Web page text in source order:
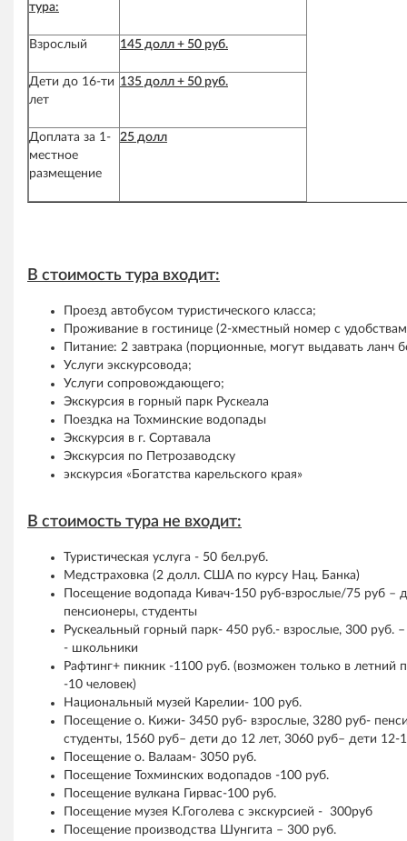
тура:
Взрослый 145 долл + 50 руб.
Дети до 16-ти
лет
135 долл + 50 руб.
Доплата за 1-
местное
размещение
25 долл
В стоимость тура входит:
Проезд автобусом туристического класса;
Проживание в гостинице (2-хместный номер с
Питание: 2 завтрака (порционные, могут выдавать ланч
Услуги экскурсовода;
Услуги сопровождающего;
Экскурсия в горный парк Рускеала
Поездка на Тохминские водопады
Экскурсия в г. Сортавала
Экскурсия по Петрозаводску
экскурсия «Богатства карельского края»
В стоимость тура не входит:
Туристическая услуга - 50 бел.руб.
Медстраховка (2 долл. США по курсу Нац. Банка)
Посещение водопада Кивач-150 руб-взрослые/75 руб –
пенсионеры, студенты
Рускеальный горный парк- 450 руб.- взрослые, 300 руб.
- школьники
Рафтинг+ пикник -1100 руб. (возможен только в летний
-10 человек)
Национальный музей Карелии- 100 руб.
Посещение о. Кижи- 3450 руб- взрослые, 3280 руб-
студенты, 1560 руб– дети до 12 лет, 3060 руб– дети 12-
Посещение о. Валаам- 3050 руб.
Посещение Тохминских водопадов -100 руб.
Посещение вулкана Гирвас-100 руб.
Посещение музея К.Гоголева с экскурсией - 300руб
Посещение производства Шунгита – 300 руб.